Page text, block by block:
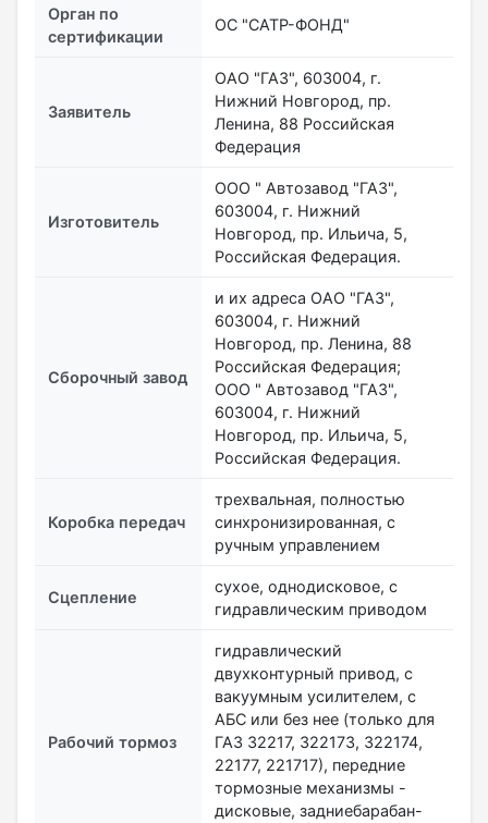
Орган по
сертификации
ОС "САТР-ФОНД"
Заявитель
ОАО "ГАЗ", 603004, г.
Нижний Новгород, пр.
Ленина, 88 Российская
Федерация
Изготовитель
ООО " Автозавод "ГАЗ",
603004, г. Нижний
Новгород, пр. Ильича, 5,
Российская Федерация.
Сборочный завод
и их адреса ОАО "ГАЗ",
603004, г. Нижний
Новгород, пр. Ленина, 88
Российская Федерация;
ООО " Автозавод "ГАЗ",
603004, г. Нижний
Новгород, пр. Ильича, 5,
Российская Федерация.
Коробка передач
трехвальная, полностью
синхронизированная, с
ручным управлением
Сцепление
сухое, однодисковое, с
гидравлическим приводом
Рабочий тормоз
гидравлический
двухконтурный привод, с
вакуумным усилителем, с
АБС или без нее (только для
ГАЗ 32217, 322173, 322174,
22177, 221717), передние
тормозные механизмы -
дисковые, задниебарабан-